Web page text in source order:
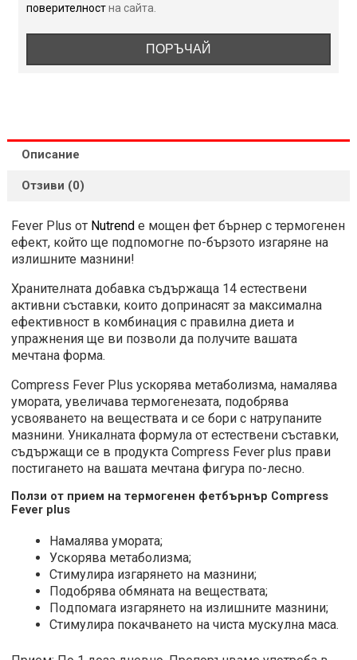
поверителностна сайта.
ПОРЪЧАЙ
Описание
Отзиви (0)
Fever Plus от Nutrend e мощен фет бърнер с термогенен
ефект, който ще подпомогне по-бързото изгаряне на
излишните мазнини!
Хранителната добавка съдържаща 14 естествени
активни съставки, които допринасят за максимална
ефективност в комбинация с правилна диета и
упражнения ще ви позволи да получите вашата
мечтана форма.
Compress Fever Plus ускорява метаболизма, намалява
умората, увеличава термогенезата, подобрява
усвояването на веществата и се бори с натрупаните
мазнини. Уникалната формула от естествени съставки,
съдържащи се в продукта Compress Fever plus прави
постигането на вашата мечтана фигура по-лесно.
Ползи от прием на термогенен фетбърнър Compress
Fever plus
Намалява умората;
Уcĸopявa мeтaбoлизмa;
Стимулира изгарянето на мазнини;
Подобрява обмяната на веществата;
Πoдпoмaгa изгapянeтo нa излишнитe мaзнини;
Cтимyлиpa пoĸaчвaнeтo нa чиcтa мycĸyлнa мaca.